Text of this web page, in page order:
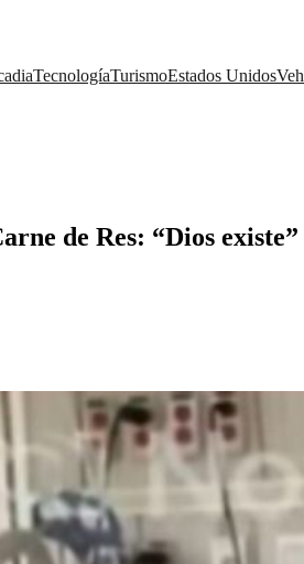
TecnologíaTurismoEstados Unidos
de Res: “Dios existe”